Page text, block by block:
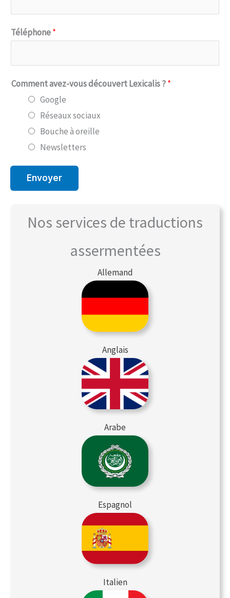
Téléphone*
Comment avez-vous découvert Lexicalis ?*
Google
Réseaux sociaux
Bouche à oreille
Newsletters
Envoyer
Nos services de traductions
assermentées
Allemand
Anglais
Arabe
Espagnol
Italien